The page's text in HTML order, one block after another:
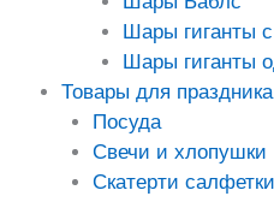
Шары гиганты
Шары гиганты
Товары для праздника
Посуда
Свечи и хлопушки
Скатерти